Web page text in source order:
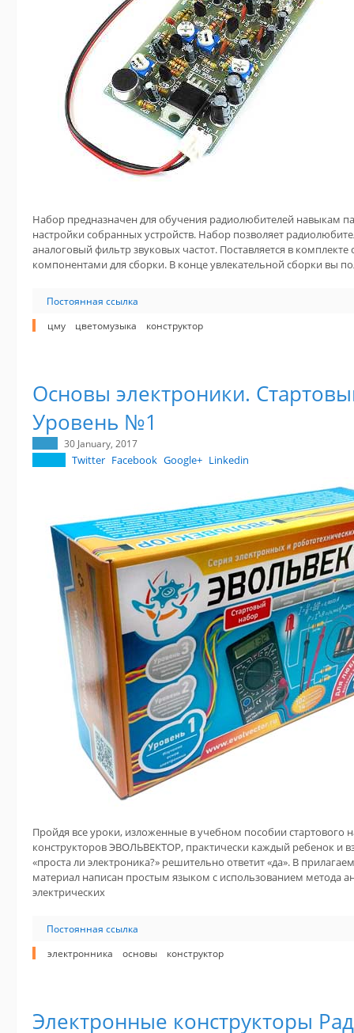
Набор предназначен для обучения радиолюбителей навыкам
настройки собранных устройств. Набор позволяет
аналоговый фильтр звуковых частот. Поставляется в
компонентами для сборки. В конце увлекательной сборки вы
Постоянная ссылка
цму
цветомузыка конструктор
Основы электроники.
Уровень №1
30 January, 2017
Twitter Facebook Google+ Linkedin
Пройдя все уроки, изложенные в учебном пособии стартового
конструкторов ЭВОЛЬВЕКТОР, практически каждый ребенок и
«проста ли электроника?» решительно ответит «да». В
материал написан простым языком с использованием метода
электрических
Постоянная ссылка
электронника
основы конструктор
Электронные конструкторы